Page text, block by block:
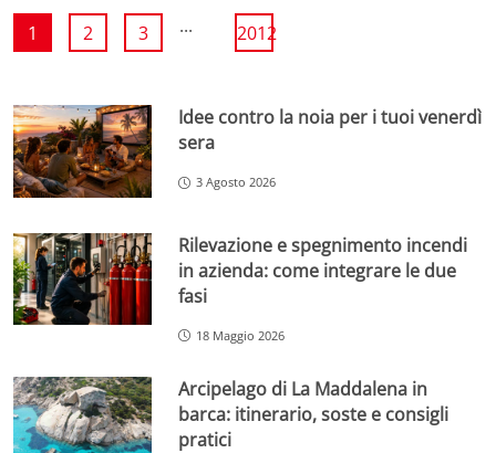
1 2 3 ... 2012
Idee contro la noia per i tuoi venerdì
sera
3 Agosto 2026
Rilevazione e spegnimento incendi
in azienda: come integrare le due
fasi
18 Maggio 2026
Arcipelago di La Maddalena in
barca: itinerario, soste e consigli
pratici